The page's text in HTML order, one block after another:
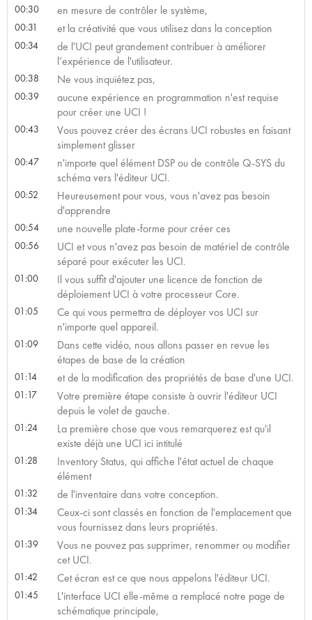
00:30 en mesure de contrôler le système,
00:31 et la créativité que vous utilisez dans la conception
00:34
de l'UCI peut grandement contribuer à améliorer
l’expérience de l'utilisateur.
00:38 Ne vous inquiétez pas,
00:39
aucune expérience en programmation n'est requise
pour créer une UCI !
00:43
Vous pouvez créer des écrans UCI robustes en faisant
simplement glisser
00:47
n'importe quel élément DSP ou de contrôle Q-SYS du
schéma vers l'éditeur UCI.
00:52
Heureusement pour vous, vous n'avez pas besoin
d'apprendre
00:54 une nouvelle plate-forme pour créer ces
00:56
UCI et vous n'avez pas besoin de matériel de contrôle
séparé pour exécuter les UCI.
01:00
Il vous suffit d'ajouter une licence de fonction de
déploiement UCI à votre processeur Core.
01:05
Ce qui vous permettra de déployer vos UCI sur
n'importe quel appareil.
01:09
Dans cette vidéo, nous allons passer en revue les
étapes de base de la création
01:14 et de la modification des propriétés de base d'une UCI.
01:17
Votre première étape consiste à ouvrir l'éditeur UCI
depuis le volet de gauche.
01:24
La première chose que vous remarquerez est qu'il
existe déjà une UCI ici intitulé
01:28
Inventory Status, qui affiche l'état actuel de chaque
élément
01:32 de l'inventaire dans votre conception.
01:34
Ceux-ci sont classés en fonction de l'emplacement que
vous fournissez dans leurs propriétés.
01:39
Vous ne pouvez pas supprimer, renommer ou modifier
cet UCI.
01:42 Cet écran est ce que nous appelons l'éditeur UCI.
01:45
L'interface UCI elle-même a remplacé notre page de
schématique principale,